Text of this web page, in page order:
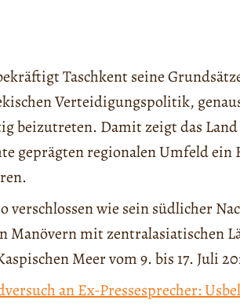
Taschkent seine
Verteidigungspolitik,
beizutreten. Damit zeigt das
geprägten regionalen Umfeld ein
wie sein südlicher
Manövern mit zentralasiatischen
Meer vom 9. bis 17. Juli
an Ex-Pressesprecher: